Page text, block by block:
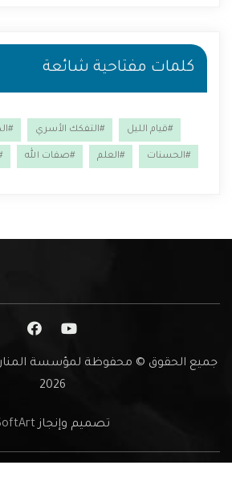
كلمات مفتاحية شائعة
#قيام الليل #التفكك الأسري
#الحسنات #العلم #صفات الله
2026
تصميم وإنجاز